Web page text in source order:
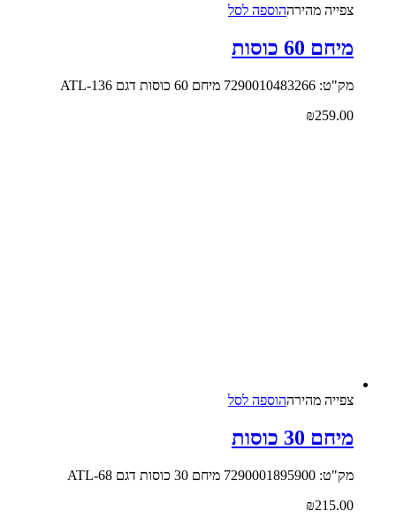
צפייה‬ ‫מהירה‬הוספה לסל
מיחם 60 כוסות
מק"ט: 7290010483266 מיחם 60 כוסות דגם ATL-136
₪259.00
צפייה‬ ‫מהירה‬הוספה לסל
מיחם 30 כוסות
מק"ט: 7290001895900 מיחם 30 כוסות דגם ATL-68
₪215.00